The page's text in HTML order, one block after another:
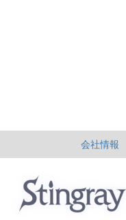
会社情報